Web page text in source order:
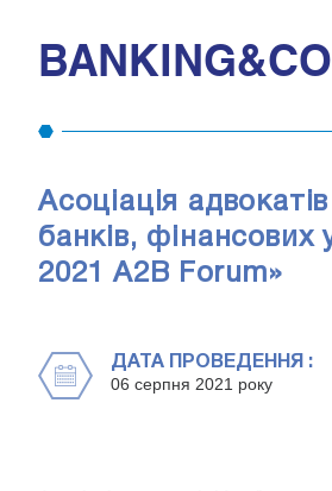
Асоціація
банків,
2021 A2B Forum»
ДАТА ПРОВЕДЕННЯ :
06 серпня 2021 року